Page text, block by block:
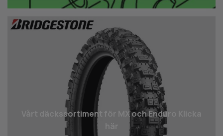
Vårt däcks­sortiment för MX och Enduro Klicka